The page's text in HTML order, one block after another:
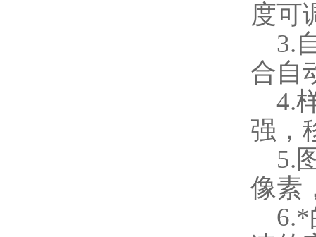
度可
3.
合自
4.
强，
5.
像素
6.*